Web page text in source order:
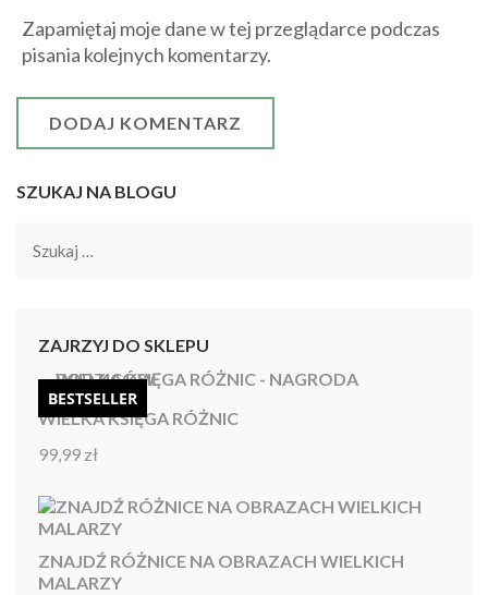
Zapamiętaj moje dane w tej przeglądarce podczas
pisania kolejnych komentarzy.
SZUKAJ NA BLOGU
Szukaj:
ZAJRZYJ DO SKLEPU
BESTSELLER
WIELKA KSIĘGA RÓŻNIC
Oceniono
99,99 zł
ZNAJDŹ RÓŻNICE NA OBRAZACH WIELKICH
MALARZY